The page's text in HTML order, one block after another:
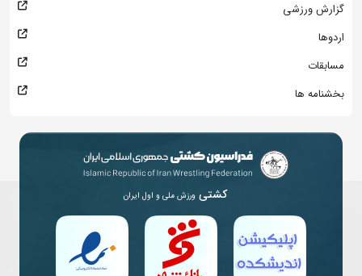
گزارش ورزشی
اردوها
مسابقات
بخشنامه ها
کشتی ورزش ملی و اول ایران